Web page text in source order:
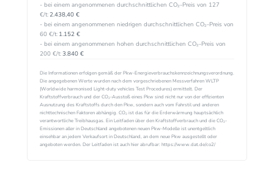
- bei einem angenommenen durchschnittlichen CO₂-Preis von 127
€/t: 2.438,40 €
- bei einem angenommenen niedrigen durchschnittlichen CO₂-Preis von
60 €/t: 1.152 €
- bei einem angenommenen hohen durchschnittlichen CO₂-Preis von
200 €/t:3.840 €
Die Informationen erfolgen gemäß der Pkw-Energieverbrauchskennzeichnungsverordnung.
Die angegebenen Werte wurden nach dem vorgeschriebenen Messverfahren WLTP
(Worldwide harmonised Light-duty vehicles Test Procedures) ermittelt. Der
Kraftstoffverbrauch und der CO₂-Ausstoß eines Pkw sind nicht nur von der effizienten
Ausnutzung des Kraftstoffs durch den Pkw, sondern auch vom Fahrstil und anderen
nichttechnischen Faktoren abhängig. CO₂ ist das für die Erderwärmung hauptsächlich
verantwortliche Treibhausgas. Ein Leitfaden über den Kraftstoffverbrauch und die CO₂-
Emissionen aller in Deutschland angebotenen neuen Pkw-Modelle ist unentgeltlich
einsehbar an jedem Verkaufsort in Deutschland, an dem neue Pkw ausgestellt oder
angeboten werden. Der Leitfaden ist auch hier abrufbar: https://www.dat.de/co2/